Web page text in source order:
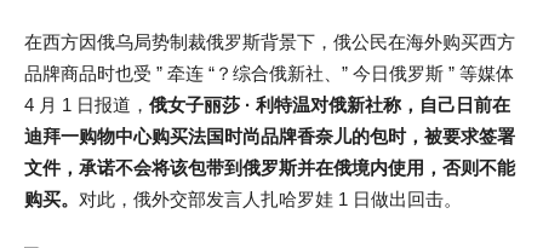
在西方因俄乌局势制裁俄罗斯背景下，俄公民在海外购买西方
品牌商品时也受 ” 牵连 “？综合俄新社、” 今日俄罗斯 ” 等媒体
4 月 1 日报道， 俄女子丽莎 · 利特温对俄新社称，自己日前在
迪拜一购物中心购买法国时尚品牌香奈儿的包时，被要求签署
文件，承诺不会将该包带到俄罗斯并在俄境内使用，否则不能
购买。 对此，俄外交部发言人扎哈罗娃 1 日做出回击。